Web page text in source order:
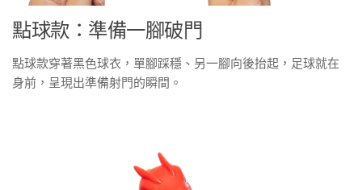
點球款：準備一腳破門
點球款穿著黑色球衣，單腳踩穩、另一腳向後抬起，足球就在
身前，呈現出準備射門的瞬間。